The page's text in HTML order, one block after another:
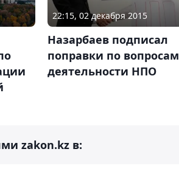
22:15, 02 декабря 2015
Назарбаев подписал
поправки по вопросам
деятельности НПО
zakon.kz в: